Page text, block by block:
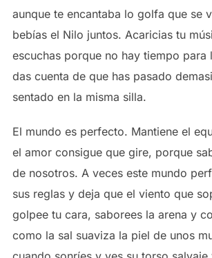
aunque te encantaba lo golfa que se
bebías el Nilo juntos. Acaricias tu
escuchas porque no hay tiempo para
das cuenta de que has pasado
sentado en la misma silla.
El mundo es perfecto. Mantiene el
el amor consigue que gire, porque
de nosotros. A veces este mundo
sus reglas y deja que el viento que
golpee tu cara, saborees la arena y
como la sal suaviza la piel de unos